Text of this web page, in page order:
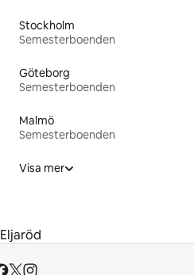
Stockholm
Semesterboenden
Göteborg
Semesterboenden
Malmö
Semesterboenden
Visa mer
Eljaröd